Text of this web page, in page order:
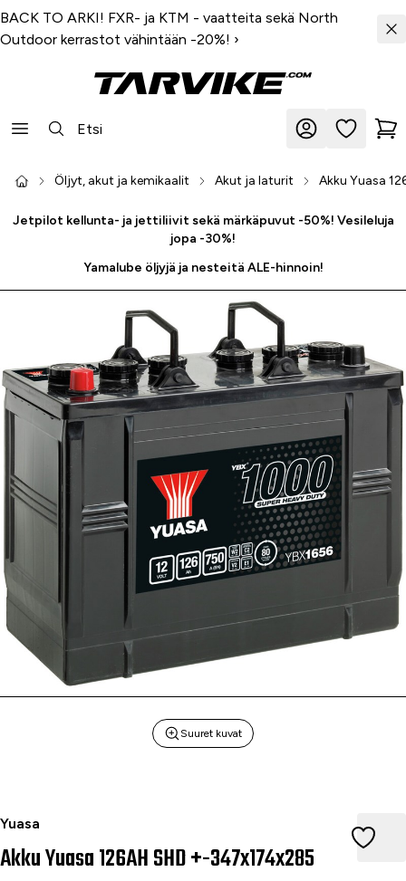
BACK TO ARKI! FXR- ja KTM - vaatteita sekä North
Outdoor kerrastot vähintään -20%! ›
Öljyt, akut ja kemikaalit Akut ja laturit Akku Yuasa
Jetpilot kellunta- ja jettiliivit sekä märkäpuvut -50%! Vesileluja
jopa -30%!
Yamalube öljyjä ja nesteitä ALE-hinnoin!
Suuret kuvat
Yuasa
Akku Yuasa 126AH SHD +-347x174x285
Akku Yuasa 126AH SHD +-347x174x285